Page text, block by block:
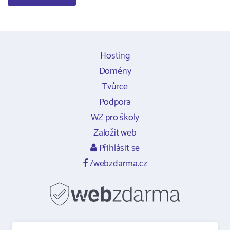
Hosting
Domény
Tvůrce
Podpora
WZ pro školy
Založit web
Přihlásit se
/webzdarma.cz